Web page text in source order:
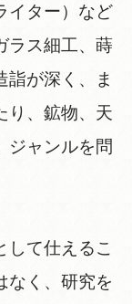
イター）など
ラス細工、蒔
詣が深く、ま
り、鉱物、天
ジャンルを問
して仕えるこ
なく、研究を